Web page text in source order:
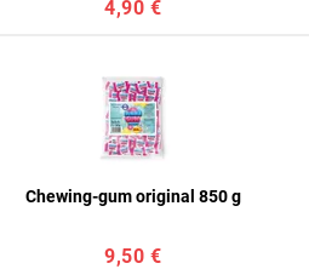
4,90 €
Chewing-gum original 850 g
9,50 €